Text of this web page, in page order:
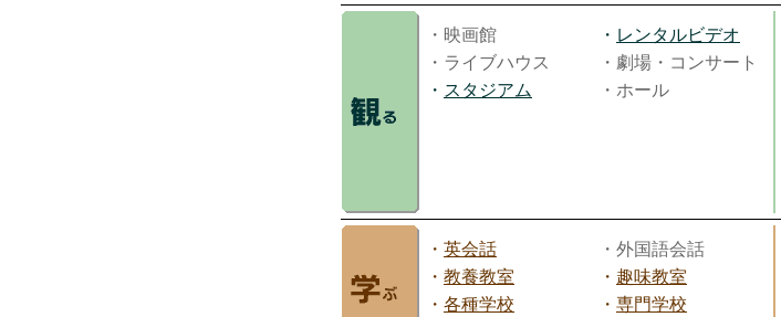
・映画館 ・ レンタルビデオ
・ライブハウス
・劇場・コンサート
・ スタジアム ・ホール
・ 英会話
・外国語会話
・ 教養教室 ・ 趣味教室
・ 各種学校 ・ 専門学校